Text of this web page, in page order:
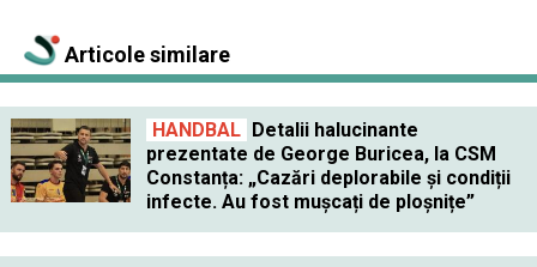
Articole similare
HANDBAL
Detalii halucinante
prezentate de George Buricea, la CSM
Constanța: „Cazări deplorabile și condiții
infecte. Au fost mușcați de ploșnițe”